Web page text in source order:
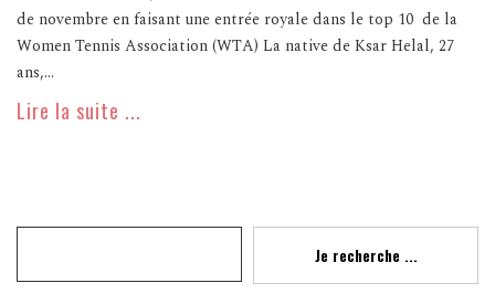
de novembre en faisant une entrée royale dans le top 10 de la
Women Tennis Association (WTA) La native de Ksar Helal, 27
ans,...
Lire la suite ...
Je recherche ...